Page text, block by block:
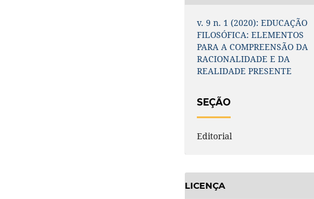
v. 9 n. 1 (2020): EDUCAÇÃO
FILOSÓFICA: ELEMENTOS
PARA A COMPREENSÃO DA
RACIONALIDADE E DA
REALIDADE PRESENTE
SEÇÃO
Editorial
LICENÇA